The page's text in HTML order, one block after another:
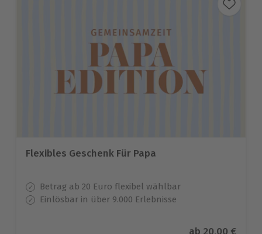
Flexibles Geschenk Für Papa
Betrag ab 20 Euro flexibel wählbar
Einlösbar in über 9.000 Erlebnisse
Aktueller Preis
ab 20,00 €